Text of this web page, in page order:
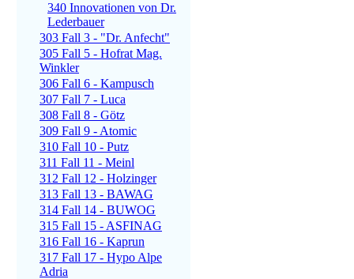
340 Innovationen von Dr.
Lederbauer
303 Fall 3 - "Dr. Anfecht"
305 Fall 5 - Hofrat Mag.
Winkler
306 Fall 6 - Kampusch
307 Fall 7 - Luca
308 Fall 8 - Götz
309 Fall 9 - Atomic
310 Fall 10 - Putz
311 Fall 11 - Meinl
312 Fall 12 - Holzinger
313 Fall 13 - BAWAG
314 Fall 14 - BUWOG
315 Fall 15 - ASFINAG
316 Fall 16 - Kaprun
317 Fall 17 - Hypo Alpe
Adria